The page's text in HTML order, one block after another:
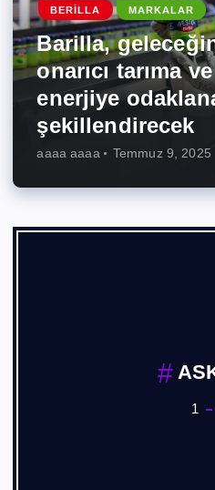
BERILLA MARKALAR
Barilla,
onarıcı tarıma
enerjiye
şekillendirecek
aaaa aaaa Temmuz 9, 2025
1